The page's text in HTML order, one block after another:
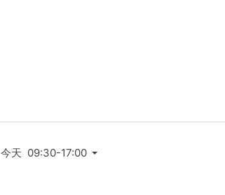
今天 09:30-17:00